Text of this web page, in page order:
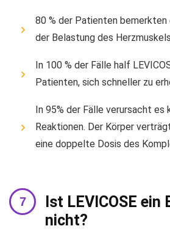
80 % der Patienten bemerkten
der Belastung des
In 100 % der Fälle half
Patienten, sich schneller zu
In 95% der Fälle verursacht es
Reaktionen. Der Körper
eine doppelte Dosis des
Ist LEVICOSE
nicht?